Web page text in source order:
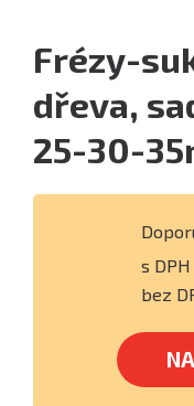
Frézy-
dřeva,
25-30-
s DPH
bez